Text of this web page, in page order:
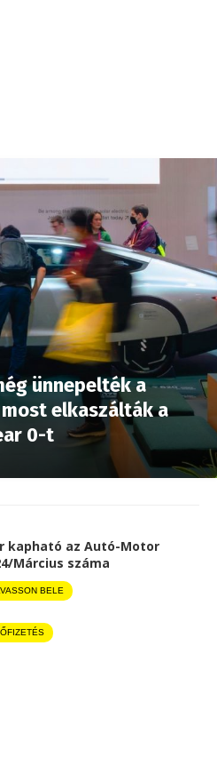
ünnepelték a
elkaszálták a
0-t
kapható az Autó-Motor
Március száma
BELE